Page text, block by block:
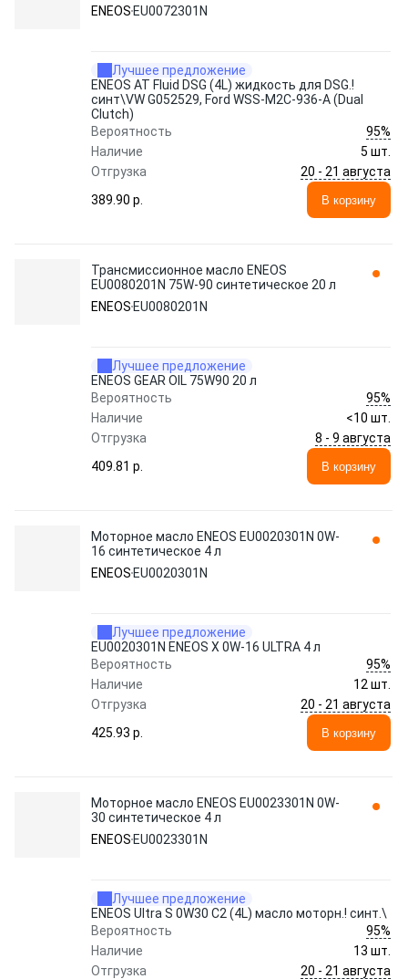
ENEOS EU0072301N
Лучшее предложение
ENEOS AT Fluid DSG (4L) жидкость для DSG.!
синт\VW G052529, Ford WSS-M2C-936-A (Dual
Clutch)
Вероятность
95%
Наличие
5 шт.
Отгрузка
20 - 21 августа
389.90 p.
В корзину
Трансмиссионное масло ENEOS
EU0080201N 75W-90 синтетическое 20 л
ENEOS EU0080201N
Лучшее предложение
ENEOS GEAR OIL 75W90 20 л
Вероятность
95%
Наличие
<10 шт.
Отгрузка
8 - 9 августа
409.81 p.
В корзину
Моторное масло ENEOS EU0020301N 0W-
16 синтетическое 4 л
ENEOS EU0020301N
Лучшее предложение
EU0020301N ENEOS X 0W-16 ULTRA 4 л
Вероятность
95%
Наличие
12 шт.
Отгрузка
20 - 21 августа
425.93 p.
В корзину
Моторное масло ENEOS EU0023301N 0W-
30 синтетическое 4 л
ENEOS EU0023301N
Лучшее предложение
ENEOS Ultra S 0W30 C2 (4L) масло моторн.! синт.\
Вероятность
95%
Наличие
13 шт.
Отгрузка
20 - 21 августа